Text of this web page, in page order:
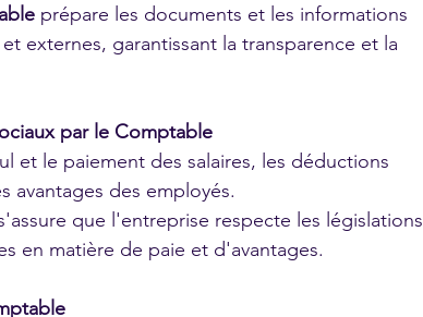
prépare les documents et les informations
externes, garantissant la transparence et la
par le Comptable
et le paiement des salaires, les déductions
avantages des employés.
que l'entreprise respecte les législations
en matière de paie et d'avantages.